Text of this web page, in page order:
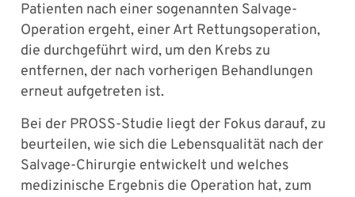
Patienten nach einer sogenannten Salvage-
Operation ergeht, einer Art Rettungsoperation,
die durchgeführt wird, um den Krebs zu
entfernen, der nach vorherigen Behandlungen
erneut aufgetreten ist.
Bei der PROSS-Studie liegt der Fokus darauf, zu
beurteilen, wie sich die Lebensqualität nach der
Salvage-Chirurgie entwickelt und welches
medizinische Ergebnis die Operation hat, zum